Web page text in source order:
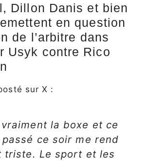
Dillon Danis et bien
en question
de l’arbitre dans
Usyk contre Rico
sur X :
vraiment la boxe et ce
passé ce soir me rend
triste. Le sport et les